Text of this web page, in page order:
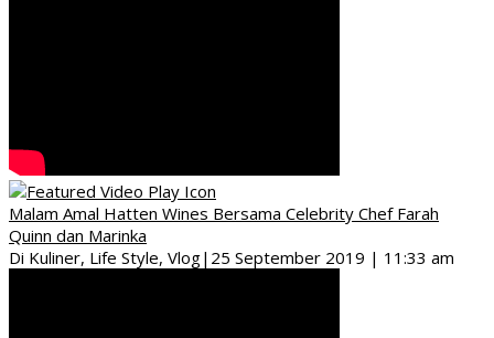
Malam Amal Hatten Wines Bersama Celebrity Chef Farah
Quinn dan Marinka
Di Kuliner, Life Style, Vlog| 25 September 2019 | 11:33 am